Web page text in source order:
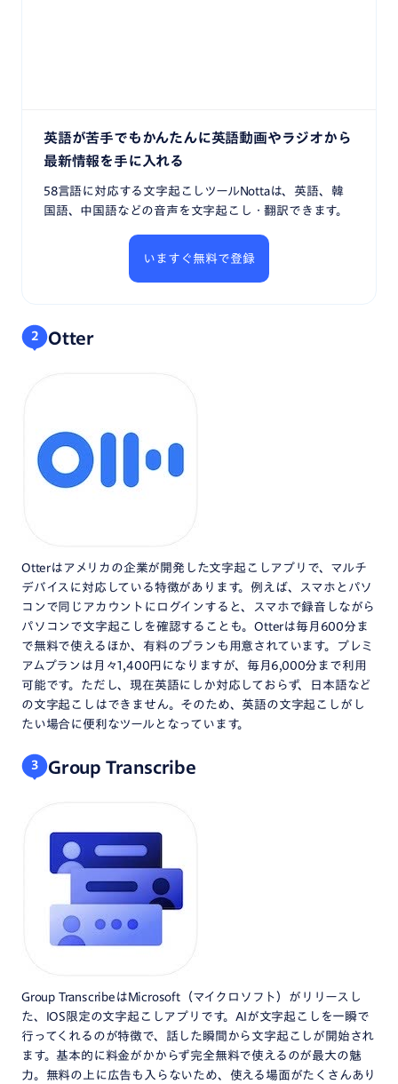
英語が苦手でもかんたんに英語動画やラジオから
最新情報を手に入れる
58言語に対応する文字起こしツールNottaは、英語、韓
国語、中国語などの音声を文字起こし・翻訳できます。
いますぐ無料で登録
2 Otter
Otterはアメリカの企業が開発した文字起こしアプリで、マルチ
デバイスに対応している特徴があります。例えば、スマホとパソ
コンで同じアカウントにログインすると、スマホで録音しながら
パソコンで文字起こしを確認することも。Otterは毎月600分ま
で無料で使えるほか、有料のプランも用意されています。プレミ
アムプランは月々1,400円になりますが、毎月6,000分まで利用
可能です。ただし、現在英語にしか対応しておらず、日本語など
の文字起こしはできません。そのため、英語の文字起こしがし
たい場合に便利なツールとなっています。
3 Group Transcribe
Group TranscribeはMicrosoft（マイクロソフト）がリリースし
た、IOS限定の文字起こしアプリです。AIが文字起こしを一瞬で
行ってくれるのが特徴で、話した瞬間から文字起こしが開始され
ます。基本的に料金がかからず完全無料で使えるのが最大の魅
力。無料の上に広告も入らないため、使える場面がたくさんあり